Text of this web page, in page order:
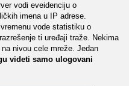
vodi eveidenciju o
imena u IP adrese.
vode statistiku o
ti uređaji traže. Nekima
nivou cele mreže. Jedan
videti samo ulogovani